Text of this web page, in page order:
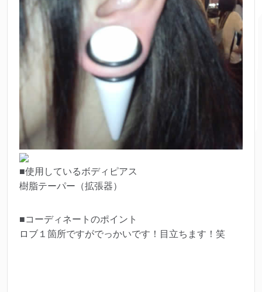
■使用しているボディピアス
樹脂テーパー（拡張器）
■コーディネートのポイント
ロブ１箇所ですがでっかいです！目立ちます！笑